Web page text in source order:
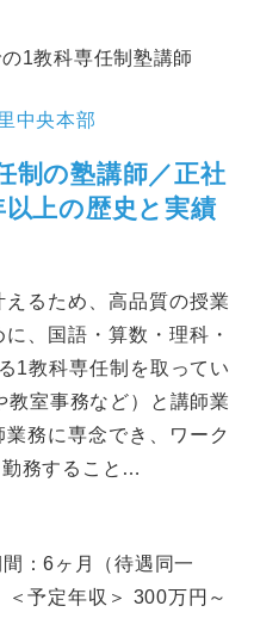
1教科専任制塾講師
の塾講師／正社
上の歴史と実績
るため、高品質の授業
、国語・算数・理科・
1教科専任制を取ってい
教室事務など）と講師業
務に専念でき、ワーク
勤務すること…
：6ヶ月（待遇同一
予定年収＞ 300万円～